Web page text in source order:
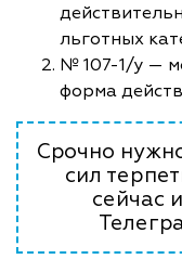
льготных
№ 107-1/у —
форма
Срочно
сил
сейчас